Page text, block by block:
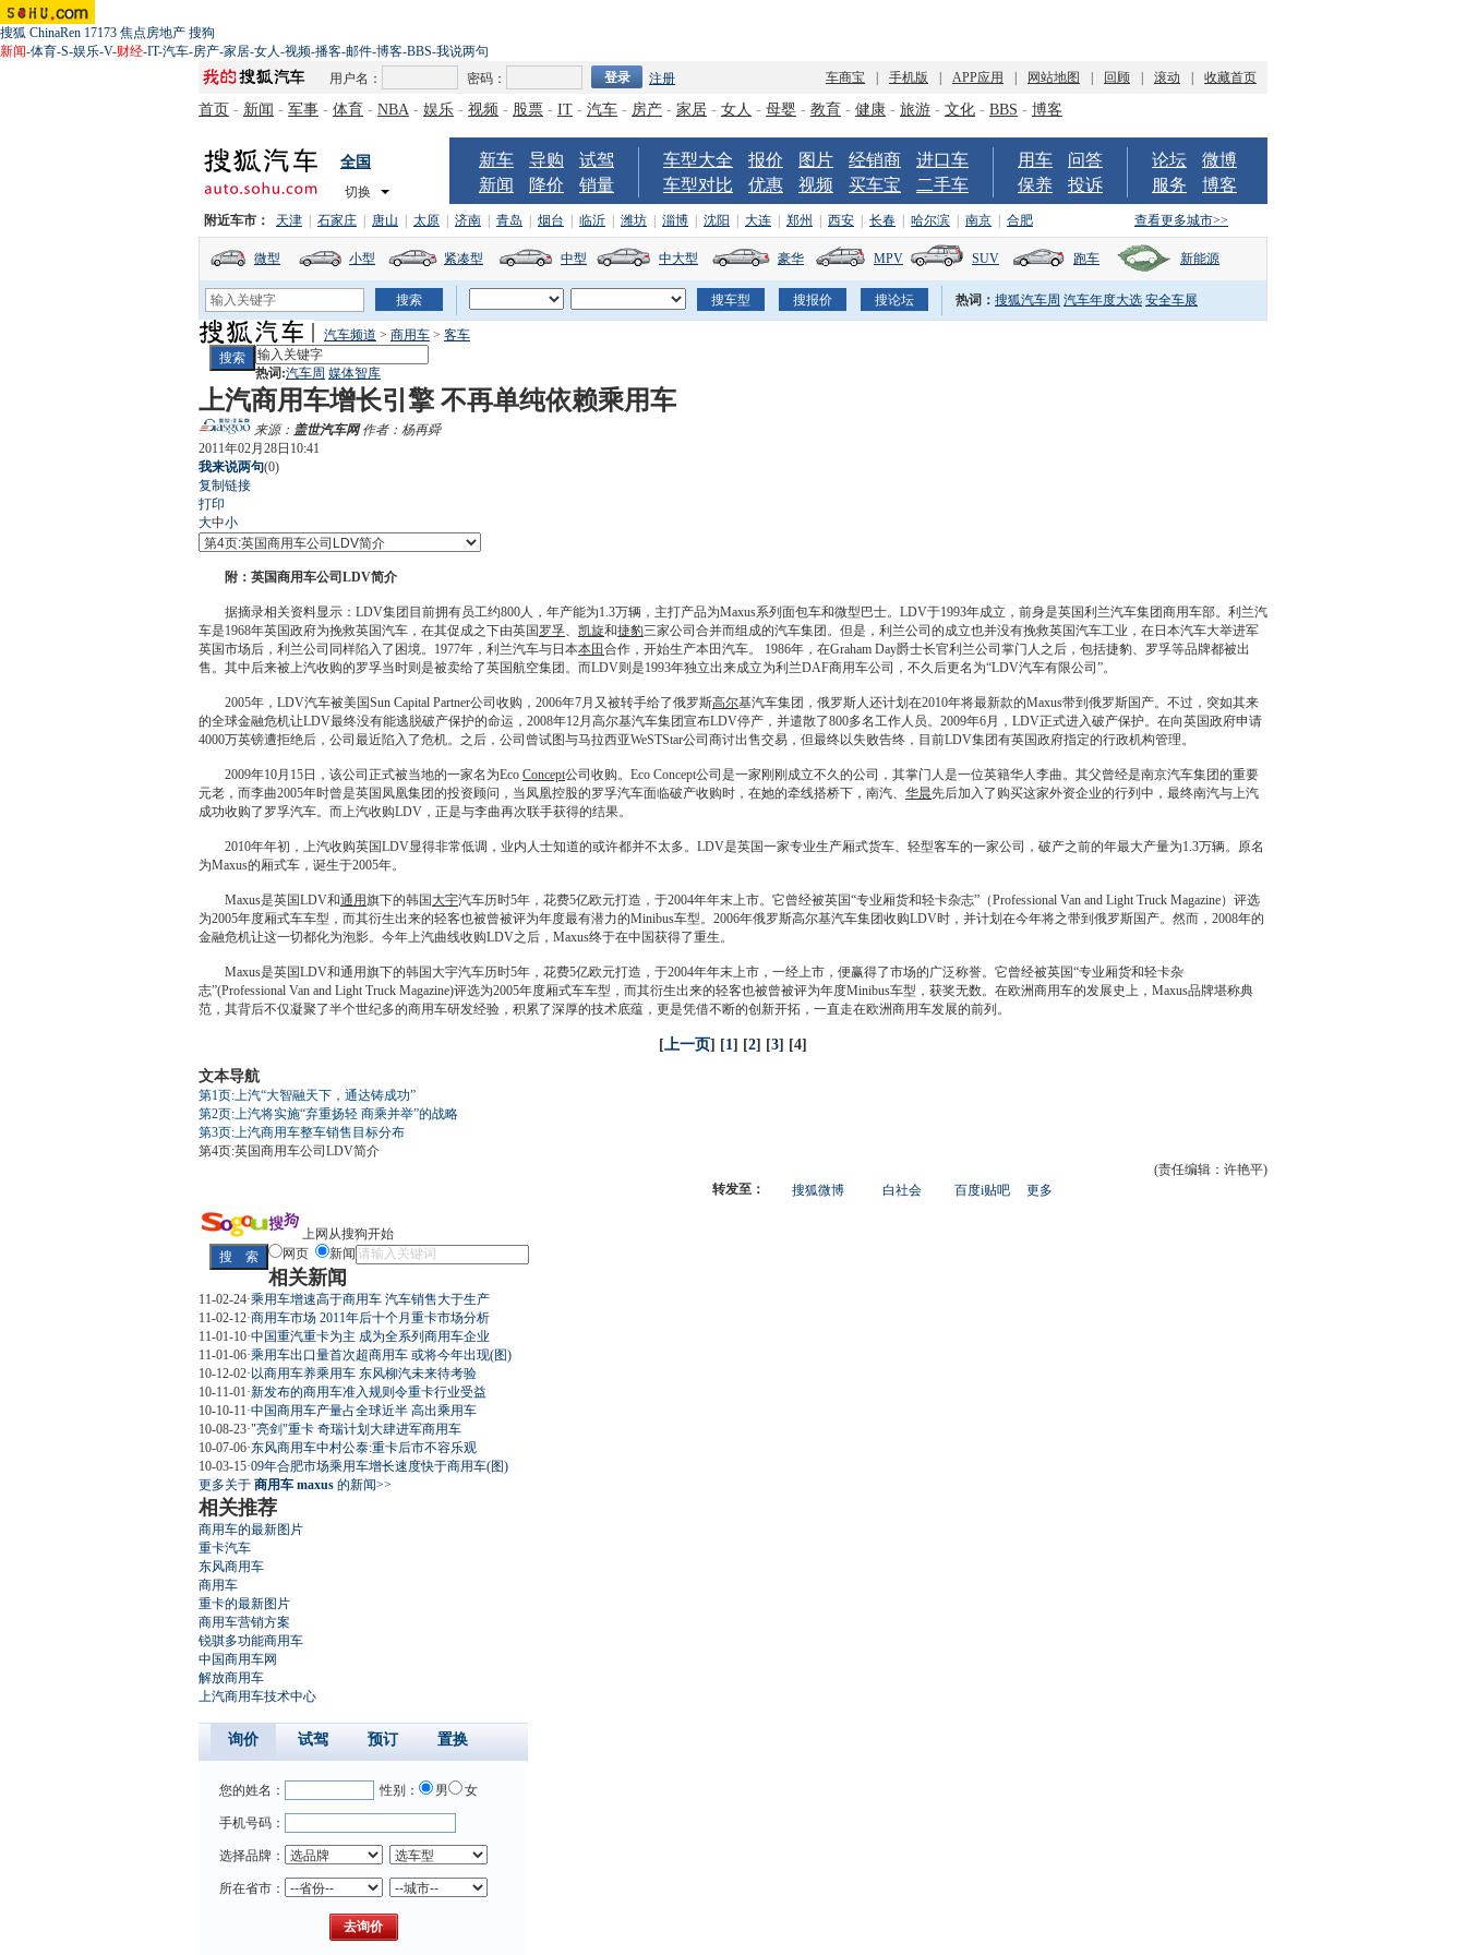
搜狐 ChinaRen 17173 焦点房地产 搜狗
新闻-体育-S-娱乐-V-财经-IT-汽车-房产-家居-女人-视频-播客-邮件-博客-BBS-我说两句
用户名：
密码： 注册 车商宝 手机版 APP应用 网站地图 回顾 滚动 收藏首页
首页 - 新闻 - 军事 - 体育 - NBA - 娱乐 - 视频 - 股票 - IT - 汽车 - 房产 - 家居 - 女人 - 母婴 - 教育 - 健康 - 旅游 - 文化 - BBS - 博客
全国
切换
新车 导购
试驾
新闻
降价 销量
车型大全 报价 图片 经销商
进口车
车型对比
优惠 视频 买车宝 二手车
用车
问答
保养
投诉
论坛
微博
服务
博客
查看更多城市>>
附近车市： 天津 石家庄 唐山 太原 济南 青岛 烟台 临沂 潍坊 淄博 沈阳 大连 郑州 西安 长春 哈尔滨 南京 合肥
微型 小型 紧凑型 中型 中大型 豪华 MPV SUV 跑车 新能源
热词： 搜狐汽车周 汽车年度大选 安全车展
汽车频道 > 商用车 > 客车
热词:汽车周 媒体智库
上汽商用车增长引擎 不再单纯依赖乘用车
来源： 盖世汽车网作者：杨再舜
2011年02月28日10:41
我来说两句(0)
复制链接
打印
大中小
附：英国商用车公司LDV简介
据摘录相关资料显示：LDV集团目前拥有员工约800人，年产能为1.3万辆，主打产品为Maxus系列面包车和微型巴士。LDV于1993年成立，前身是英国利兰汽车集团商用车部。利兰汽
车是1968年英国政府为挽救英国汽车，在其促成之下由英国 罗孚、 凯旋和捷豹三家公司合并而组成的汽车集团。但是，利兰公司的成立也并没有挽救英国汽车工业，在日本汽车大举进军
英国市场后，利兰公司同样陷入了困境。1977年，利兰汽车与日本本田合作，开始生产本田汽车。 1986年，在Graham Day爵士长官利兰公司掌门人之后，包括捷豹、 罗孚等品牌都被出
售。其中后来被上汽收购的罗孚当时则是被卖给了英国航空集团。而LDV则是1993年独立出来成立为利兰DAF商用车公司，不久后更名为“LDV汽车有限公司”。
2005年，LDV汽车被美国Sun Capital Partner公司收购，2006年7月又被转手给了俄罗斯高尔基汽车集团，俄罗斯人还计划在2010年将最新款的Maxus带到俄罗斯国产。不过，突如其来
的全球金融危机让LDV最终没有能逃脱破产保护的命运，2008年12月 高尔基汽车集团宣布LDV停产，并遣散了800多名工作人员。2009年6月，LDV正式进入破产保护。在向英国政府申请
4000万英镑遭拒绝后，公司最近陷入了危机。之后，公司曾试图与马拉西亚WeSTStar公司商讨出售交易，但最终以失败告终，目前LDV集团有英国政府指定的行政机构管理。
2009年10月15日，该公司正式被当地的一家名为Eco Concept公司收购。Eco Concept公司是一家刚刚成立不久的公司，其掌门人是一位英籍华人李曲。其父曾经是南京汽车集团的重要
元老，而李曲2005年时曾是英国凤凰集团的投资顾问，当凤凰控股的罗孚汽车面临破产收购时，在她的牵线搭桥下，南汽、 华晨先后加入了购买这家外资企业的行列中，最终南汽与上汽
成功收购了 罗孚汽车。而上汽收购LDV，正是与李曲再次联手获得的结果。
2010年年初，上汽收购英国LDV显得非常低调，业内人士知道的或许都并不太多。LDV是英国一家专业生产厢式货车、轻型客车的一家公司，破产之前的年最大产量为1.3万辆。原名
为Maxus的厢式车，诞生于2005年。
Maxus是英国LDV和通用旗下的韩国 大宇汽车历时5年，花费5亿欧元打造，于2004年年末上市。它曾经被英国“专业厢货和轻卡杂志”（Professional Van and Light Truck Magazine）评选
为2005年度厢式车车型，而其衍生出来的轻客也被曾被评为年度最有潜力的Minibus车型。2006年俄罗斯高尔基汽车集团收购LDV时，并计划在今年将之带到俄罗斯国产。然而，2008年的
金融危机让这一切都化为泡影。今年上汽曲线收购LDV之后，Maxus终于在中国获得了重生。
Maxus是英国LDV和通用旗下的韩国 大宇汽车历时5年，花费5亿欧元打造，于2004年年末上市，一经上市，便赢得了市场的广泛称誉。它曾经被英国“专业厢货和轻卡杂
志”(Professional Van and Light Truck Magazine)评选为2005年度厢式车车型，而其衍生出来的轻客也被曾被评为年度Minibus车型，获奖无数。在欧洲商用车的发展史上，Maxus品牌堪称典
范，其背后不仅凝聚了半个世纪多的商用车研发经验，积累了深厚的技术底蕴，更是凭借不断的创新开拓，一直走在欧洲商用车发展的前列。
[上一页] [1] [2] [3] [4]
文本导航
第1页:上汽“大智融天下，通达铸成功”
第2页:上汽将实施“弃重扬轻 商乘并举”的战略
第3页:上汽商用车整车销售目标分布
第4页:英国商用车公司LDV简介
(责任编辑：许艳平)
更多开
转发至： 搜狐微博 白社会 百度i贴吧
上网从搜狗开始
网页
新闻
相关新闻
11-02-24·乘用车增速高于商用车 汽车销售大于生产
11-02-12·商用车市场 2011年后十个月重卡市场分析
11-01-10·中国重汽重卡为主 成为全系列商用车企业
11-01-06·乘用车出口量首次超商用车 或将今年出现(图)
10-12-02·以商用车养乘用车 东风柳汽未来待考验
10-11-01 ·新发布的商用车准入规则令重卡行业受益
10-10-11 ·中国商用车产量占全球近半 高出乘用车
10-08-23·"亮剑"重卡 奇瑞计划大肆进军商用车
10-07-06·东风商用车中村公泰:重卡后市不容乐观
10-03-15·09年合肥市场乘用车增长速度快于商用车(图)
更多关于 商用车 maxus 的新闻>>
相关推荐
商用车的最新图片
重卡汽车
东风商用车
商用车
重卡的最新图片
商用车营销方案
锐骐多功能商用车
中国商用车网
解放商用车
上汽商用车技术中心
询价 试驾 预订 置换
您的姓名： 性别： 男 女
手机号码：
选择品牌：
所在省市：